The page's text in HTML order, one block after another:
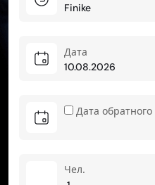
Дата
Дата
Чел.